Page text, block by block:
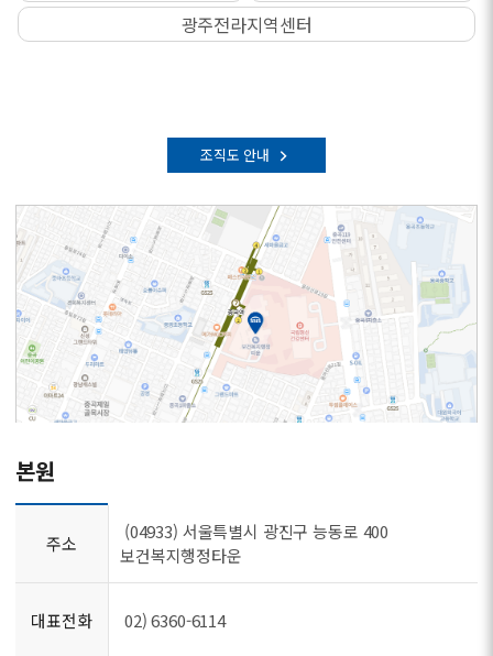
광주전라지역센터
조직도 안내
본원
주소
(04933) 서울특별시 광진구 능동로 400
보건복지행정타운
대표전화 02) 6360-6114